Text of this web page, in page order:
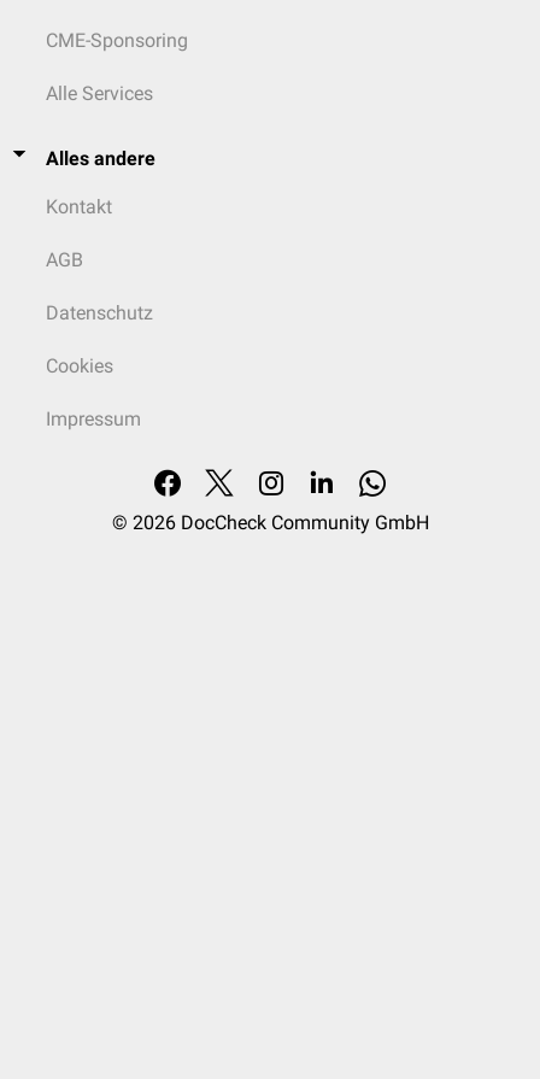
CME-Sponsoring
Alle Services
Alles andere
Kontakt
AGB
Datenschutz
Cookies
Impressum
© 2026 DocCheck Community GmbH